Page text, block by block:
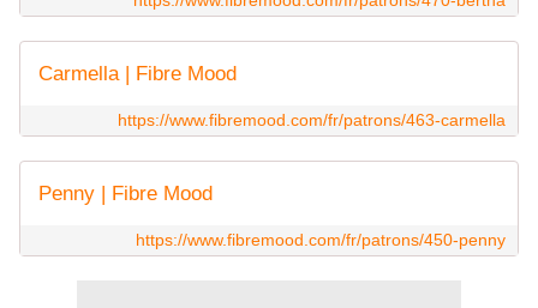
Carmella | Fibre Mood
https://www.fibremood.com/fr/patrons/463-carmella
Penny | Fibre Mood
https://www.fibremood.com/fr/patrons/450-penny